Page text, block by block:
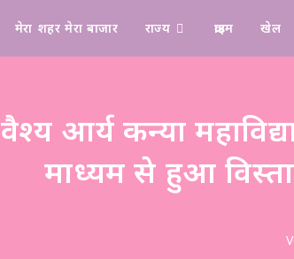
मेरा शहर मेरा बाजार राज्य क्राइम खेल
वैश्य आर्य कन्या
माध्यम से हुआ
Design & Manage